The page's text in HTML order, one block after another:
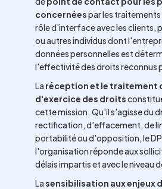
concernéespar les
rôle d'interface avec les clients,
ou autres individus dont
données personnelles est
l'effectivité des droits reconnus
La réception et le traitement
d'exercice des droits
cette mission. Qu'il s'agisse du
rectification, d'effacement, de
portabilité ou d'opposition, le
l'organisation réponde aux
délais impartis et avec le niveau
Lasensibilisation aux enjeux